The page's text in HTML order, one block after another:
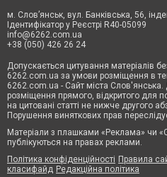
м. Слов’янськ, вул. Банківська, 56,
Ідентифікатор у Реєстрі R40-05099
info@6262.com.ua
+38 (050) 426 26 24
Допускається цитування матеріалів
6262.com.ua за умови розміщення в
6262.com.ua - Сайт міста
розміщення прямого, відкритого для
на цитовані статті не нижче другого
Порушення виняткових прав
Матеріали з плашками «Реклама» чи
публікуються на правах реклами.
Політика конфіденційності Правила
класифайд Редакційна політика